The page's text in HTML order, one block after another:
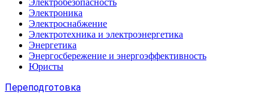
Электробезопасность
Электроника
Электроснабжение
Электротехника и электроэнергетика
Энергетика
Энергосбережение и энергоэффективность
Юристы
Переподготовка